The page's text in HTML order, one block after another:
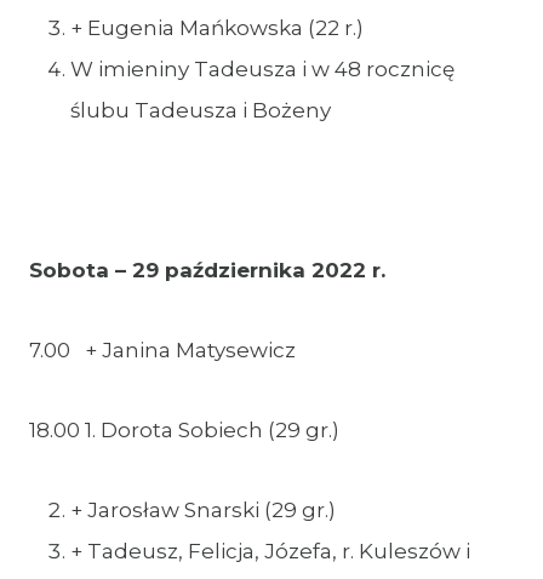
+ Eugenia Mańkowska (22 r.)
W imieniny Tadeusza i w 48 rocznicę
ślubu Tadeusza i Bożeny
Sobota – 29 października 2022 r.
7.00 + Janina Matysewicz
18.00 1. Dorota Sobiech (29 gr.)
+ Jarosław Snarski (29 gr.)
+ Tadeusz, Felicja, Józefa, r. Kuleszów i